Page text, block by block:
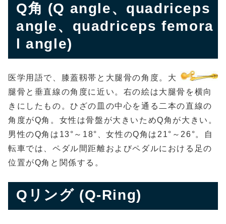
Q角 (Q angle、quadriceps
angle、quadriceps femora
l angle)
医学用語で、膝蓋靱帯と大腿骨の角度。大
腿骨と垂直線の角度に近い。右の絵は大腿骨を横向
きにしたもの。ひざの皿の中心を通る二本の直線の
角度がQ角。女性は骨盤が大きいためQ角が大きい。
男性のQ角は13°～18°、女性のQ角は21°～26°。自
転車では、ペダル間距離およびペダルにおける足の
位置がQ角と関係する。
Qリング (Q-Ring)